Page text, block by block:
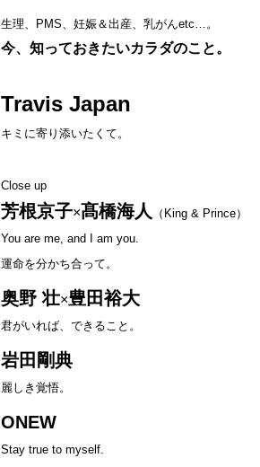
生理、PMS、妊娠＆出産、乳がんetc…。
今、知っておきたいカラダのこと。
Travis Japan
キミに寄り添いたくて。
Close up
芳根京子×髙橋海人
（King & Prince）
You are me, and I am you.
運命を分かち合って。
奥野 壮×豊田裕大
君がいれば、できること。
岩田剛典
麗しき覚悟。
ONEW
Stay true to myself.